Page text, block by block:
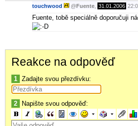
touchwood @Fuente 31.01.2006
Fuente, tobě speciálně doporučuji
Reakce na odpověď
1 Zadajte svou přezdívku:
2 Napište svou odpověď: